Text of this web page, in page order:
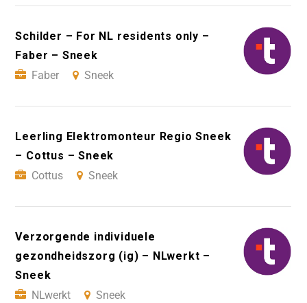
Schilder – For NL residents only –
Faber – Sneek
Faber
Sneek
Leerling Elektromonteur Regio Sneek
– Cottus – Sneek
Cottus
Sneek
Verzorgende individuele
gezondheidszorg (ig) – NLwerkt –
Sneek
NLwerkt
Sneek